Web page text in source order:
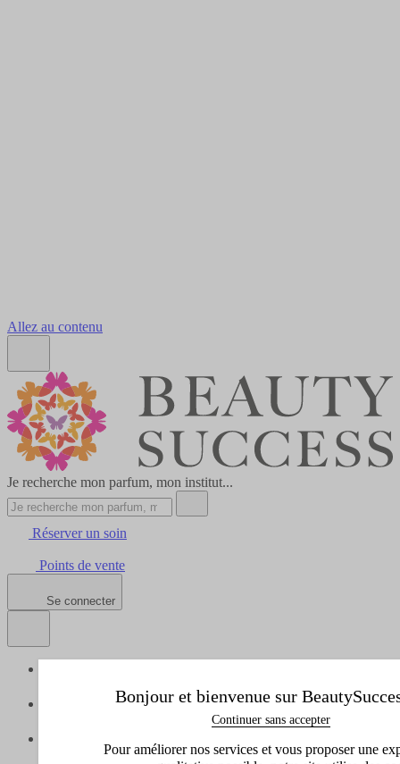
Allez au contenu
Je recherche mon parfum, mon institut...
Réserver un soin
Points de vente
Se connecter
Idées cadeaux
Afficher le sous-menu de Idées cadeaux
Afficher le sous-menu de Marques
Bonjour et bienvenue sur
Continuer sans accepter
Pour améliorer nos services et vous proposer une